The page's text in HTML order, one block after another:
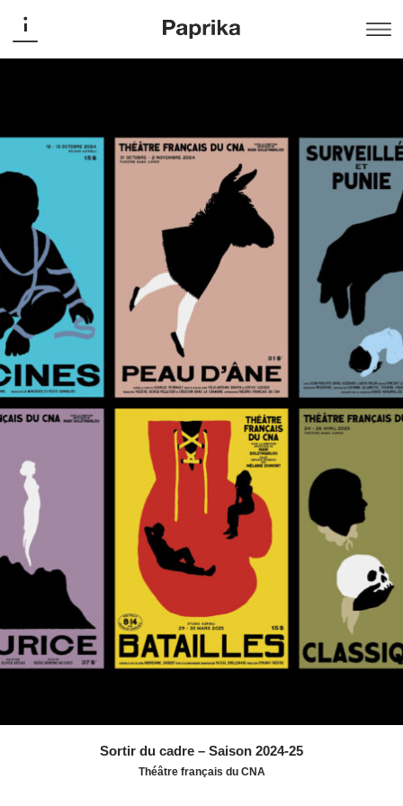
Sortir du cadre – Saison 2024-25
Théâtre français du CNA
Sortir du cadre – Saison 2024-25
Campagne
La saison 2024-2025 du Théâtre français du CNA est
une invitation à sortir, non seulement de la maison, mais
aussi des cadres qui nous immobilisent. Cette nouvelle
campagne s’inspire du travail des frères Beggarstaff de
la fin du 19e siècle, rendant hommage à l’esthétique des
affiches d’époque. Les affiches présentent des
illustrations de Gérard Dubois sous forme de taches
presque iconographiques, laissant libre cours à
l’imagination et utilisant une palette restreinte de deux ou
trois tonalités. La typographie, minimaliste et brute,
renforce cette approche visuelle nostalgique. En alliant
tradition et modernité, la campagne offre une
perspective à la fois intemporelle et actuelle.
Distinctions :
IDÉA 2025 - Prix Argent dans la catégorie
Communication - Affiches (série)
ADCC 2025 - Prix Argent dans la catégorie Affiches